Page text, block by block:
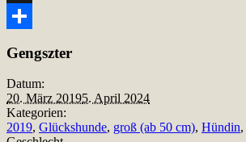
Snapchat
Gengszter
Datum:
20. März 20195. April 2024
Kategorien:
2019, Glückshunde, groß (ab 50 cm), Hündin,